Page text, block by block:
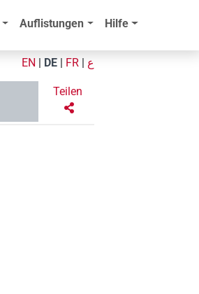
Auflistungen Hilfe
EN DE FR ع
Teilen